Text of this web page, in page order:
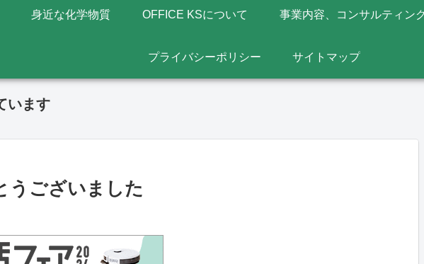
身近な化学物質 OFFICE KSについて 事業内容、コンサルティン
プライバシーポリシー サイトマップ
います
うございました